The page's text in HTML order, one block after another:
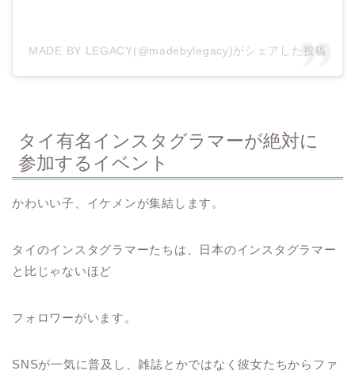
MADE BY LEGACY(@madebylegacy)がシェアした投稿
タイ有名インスタグラマーが絶対に
参加するイベント
かわいい子、イケメンが集結します。
タイのインスタグラマーたちは、日本のインスタグラマー
と比じゃないほど
フォロワーがいます。
SNSが一気に普及し、雑誌とかではなく彼女たちからファ